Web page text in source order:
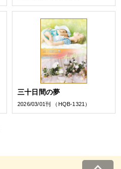
三十日間の夢
2026/03/01刊 （HQB-1321）